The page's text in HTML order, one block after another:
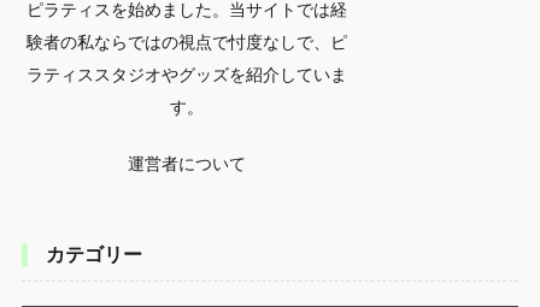
ピラティスを始めました。当サイトでは経
験者の私ならではの視点で忖度なしで、ピ
ラティススタジオやグッズを紹介していま
す。
運営者について
カテゴリー